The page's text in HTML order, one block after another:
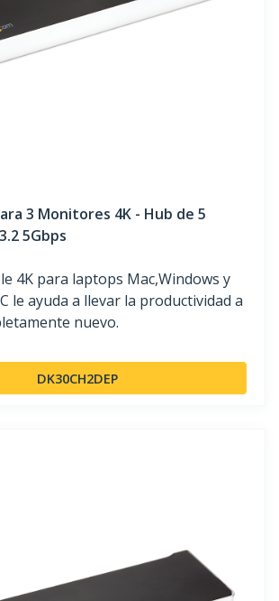
3 Monitores 4K - Hub de 5
5Gbps
4K para laptops Mac,Windows y
le ayuda a llevar la productividad a
nuevo.
DK30CH2DEP